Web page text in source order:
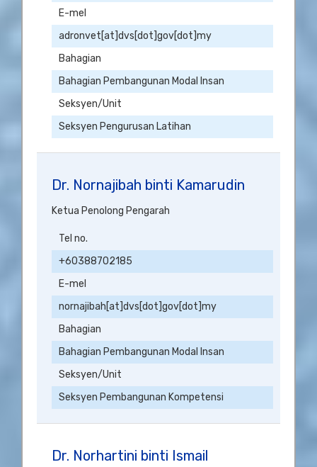
E-mel
adronvet[at]dvs[dot]gov[dot]my
Bahagian
Bahagian Pembangunan Modal Insan
Seksyen/Unit
Seksyen Pengurusan Latihan
Dr. Nornajibah binti Kamarudin
Ketua Penolong Pengarah
Tel no.
+60388702185
E-mel
nornajibah[at]dvs[dot]gov[dot]my
Bahagian
Bahagian Pembangunan Modal Insan
Seksyen/Unit
Seksyen Pembangunan Kompetensi
Dr. Norhartini binti Ismail